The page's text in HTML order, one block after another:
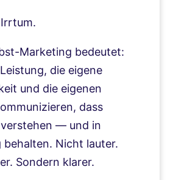
Marketing bedeutet:
die eigene
und die eigenen
dass
verstehen — und in
behalten. Nicht lauter.
Sondern klarer.